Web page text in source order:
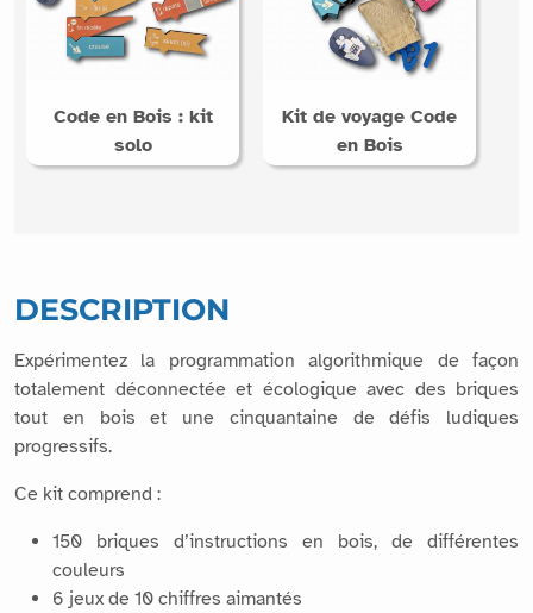
Code en Bois : kit
solo
Kit de voyage Code
en Bois
DESCRIPTION
Expérimentez la programmation algorithmique de façon
totalement déconnectée et écologique avec des briques
tout en bois et une cinquantaine de défis ludiques
progressifs.
Ce kit comprend :
150 briques d’instructions en bois, de différentes
couleurs
6 jeux de 10 chiffres aimantés